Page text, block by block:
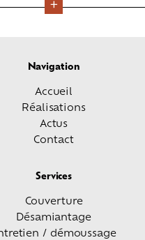
Navigation
Accueil
Réalisations
Actus
Contact
Services
Couverture
Désamiantage
/ démoussage